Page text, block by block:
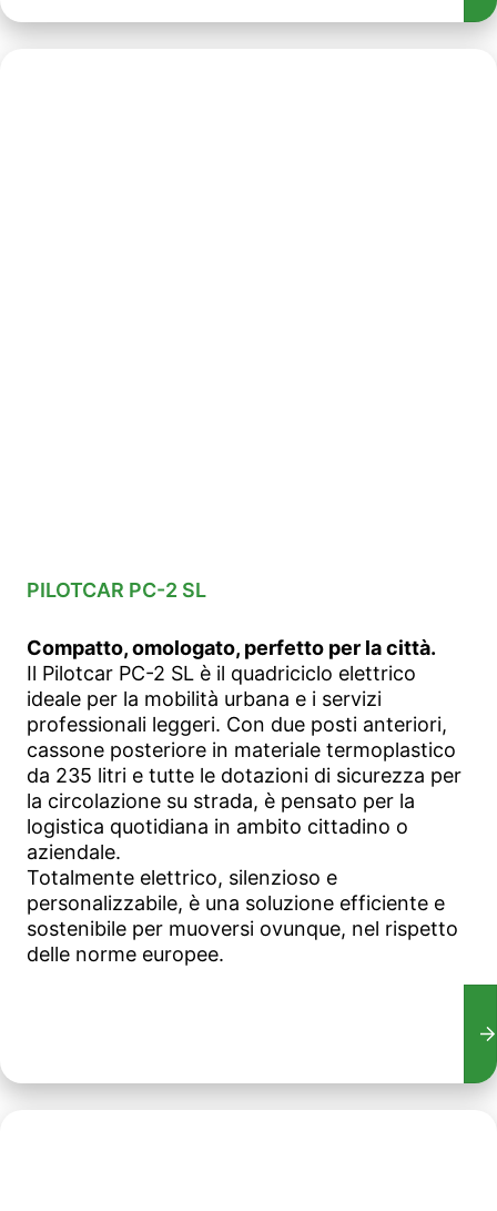
PILOTCAR PC-2 SL
Compatto, omologato, perfetto per la città.
Il Pilotcar PC-2 SL è il quadriciclo elettrico
ideale per la mobilità urbana e i servizi
professionali leggeri. Con due posti anteriori,
cassone posteriore in materiale termoplastico
da 235 litri e tutte le dotazioni di sicurezza per
la circolazione su strada, è pensato per la
logistica quotidiana in ambito cittadino o
aziendale.
Totalmente elettrico, silenzioso e
personalizzabile, è una soluzione efficiente e
sostenibile per muoversi ovunque, nel rispetto
delle norme europee.